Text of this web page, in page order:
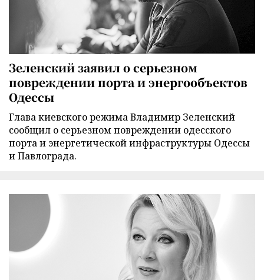
Зеленский заявил о серьезном
повреждении порта и энергообъектов
Одессы
Глава киевского режима Владимир Зеленский
сообщил о серьезном повреждении одесского
порта и энергетической инфраструктуры Одессы
и Павлограда.